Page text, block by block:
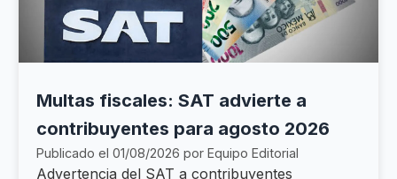
Multas fiscales: SAT advierte a
contribuyentes para agosto 2026
Publicado el 01/08/2026 por Equipo Editorial
Advertencia del SAT a contribuyentes